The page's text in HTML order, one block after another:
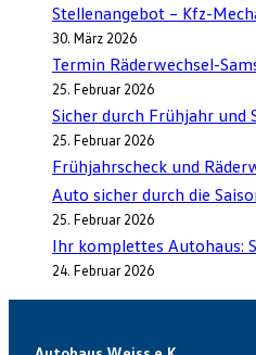
Stellenangebot – Kfz-
30. März 2026
Termin Räderwechsel-
25. Februar 2026
Sicher durch Frühjahr und
25. Februar 2026
Frühjahrscheck und
Auto sicher durch die
25. Februar 2026
Ihr komplettes Autohaus:
24. Februar 2026